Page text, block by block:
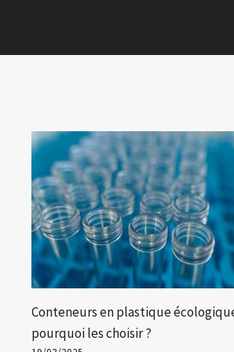
Conteneurs en plastique
pourquoi les choisir ?